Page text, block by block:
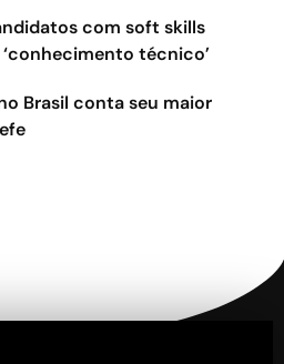
com soft skills
técnico’
Brasil conta seu maior